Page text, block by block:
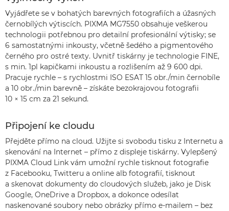
Vyjádřete se v bohatých barevných fotografiích a úžasných
černobílých výtiscích. PIXMA MG7550 obsahuje veškerou
technologii potřebnou pro detailní profesionální výtisky; se
6 samostatnými inkousty, včetně šedého a pigmentového
černého pro ostré texty. Uvnitř tiskárny je technologie FINE,
s min. 1pl kapičkami inkoustu a rozlišením až 9 600 dpi.
Pracuje rychle – s rychlostmi ISO ESAT 15 obr./min černobíle
a 10 obr./min barevně – získáte bezokrajovou fotografii
10 × 15 cm za 21 sekund.
Připojení ke cloudu
Přejděte přímo na cloud. Užijte si svobodu tisku z Internetu a
skenování na Internet – přímo z displeje tiskárny. Vylepšený
PIXMA Cloud Link vám umožní rychle tisknout fotografie
z Facebooku, Twitteru a online alb fotografií, tisknout
a skenovat dokumenty do cloudových služeb, jako je Disk
Google, OneDrive a Dropbox, a dokonce odesílat
naskenované soubory nebo obrázky přímo e-mailem – bez